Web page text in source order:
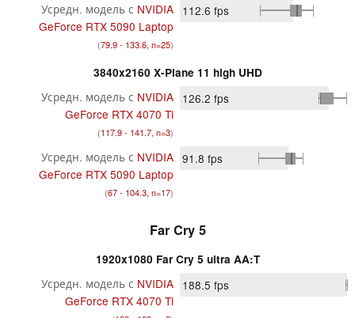
Усредн. модель с NVIDIA
GeForce RTX 5090 Laptop
(79.9 - 133.6, n=25)
112.6 fps
3840x2160 X-Plane 11 high UHD
Усредн. модель с NVIDIA
GeForce RTX 4070 Ti
(117.9 - 141.7, n=3)
126.2 fps
Усредн. модель с NVIDIA
GeForce RTX 5090 Laptop
(67 - 104.3, n=17)
91.8 fps
Far Cry 5
1920x1080 Far Cry 5 ultra AA:T
Усредн. модель с NVIDIA
GeForce RTX 4070 Ti
188.5 fps